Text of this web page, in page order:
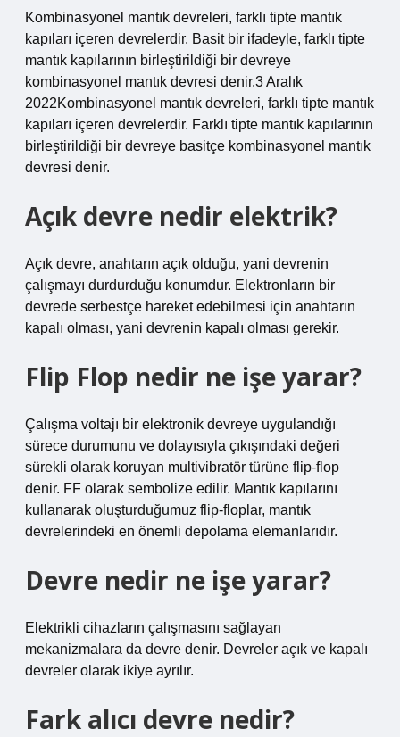
Kombinasyonel mantık devreleri, farklı tipte mantık
kapıları içeren devrelerdir. Basit bir ifadeyle, farklı tipte
mantık kapılarının birleştirildiği bir devreye
kombinasyonel mantık devresi denir.3 Aralık
2022Kombinasyonel mantık devreleri, farklı tipte mantık
kapıları içeren devrelerdir. Farklı tipte mantık kapılarının
birleştirildiği bir devreye basitçe kombinasyonel mantık
devresi denir.
Açık devre nedir elektrik?
Açık devre, anahtarın açık olduğu, yani devrenin
çalışmayı durdurduğu konumdur. Elektronların bir
devrede serbestçe hareket edebilmesi için anahtarın
kapalı olması, yani devrenin kapalı olması gerekir.
Flip Flop nedir ne işe yarar?
Çalışma voltajı bir elektronik devreye uygulandığı
sürece durumunu ve dolayısıyla çıkışındaki değeri
sürekli olarak koruyan multivibratör türüne flip-flop
denir. FF olarak sembolize edilir. Mantık kapılarını
kullanarak oluşturduğumuz flip-floplar, mantık
devrelerindeki en önemli depolama elemanlarıdır.
Devre nedir ne işe yarar?
Elektrikli cihazların çalışmasını sağlayan
mekanizmalara da devre denir. Devreler açık ve kapalı
devreler olarak ikiye ayrılır.
Fark alıcı devre nedir?